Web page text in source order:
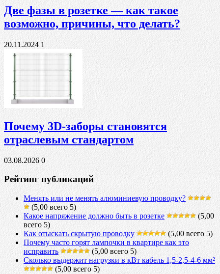
Две фазы в розетке — как такое
возможно, причины, что делать?
20.11.2024 1
Почему 3D-заборы становятся
отраслевым стандартом
03.08.2026 0
Рейтинг публикаций
Менять или не менять алюминиевую проводку?
(5,00 всего 5)
Какое напряжение должно быть в розетке
(5,00
всего 5)
Как отыскать скрытую проводку
(5,00 всего 5)
Почему часто горят лампочки в квартире как это
исправить
(5,00 всего 5)
Сколько выдержит нагрузки в кВт кабель 1,5-2,5-4-6 мм²
(5,00 всего 5)